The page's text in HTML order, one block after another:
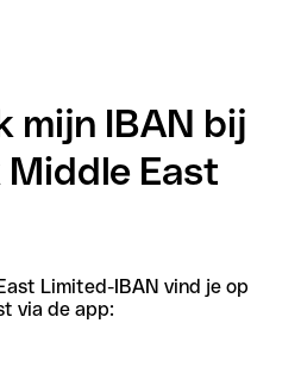
mijn IBAN bij
Middle East
Limited-IBAN vind je op
via de app: